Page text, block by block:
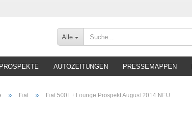
Alle
AUTOZEITUNGEN PRESSEMAPPEN
» Fiat » Fiat 500L +Lounge Prospekt August 2014 NEU